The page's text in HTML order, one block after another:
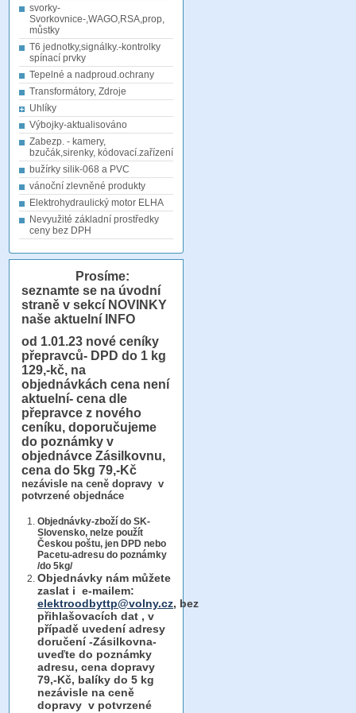
svorky-
Svorkovnice-,WAGO,RSA,prop,
můstky
T6 jednotky,signálky.-kontrolky
spínací prvky
Tepelné a nadproud.ochrany
Transformátory, Zdroje
Uhlíky
Výbojky-aktualisováno
Zabezp. - kamery,
bzučák,sirenky, kódovací.zařízení
bužírky silik-068 a PVC
vánoční zlevněné produkty
Elektrohydraulický motor ELHA
Nevyužité základní prostředky
ceny bez DPH
Prosíme:
seznamte se na úvodní
straně v sekcí NOVINKY
naše aktuelní INFO
od 1.01.23 nové ceníky
přepravců- DPD do 1 kg
129,-kč, na
objednávkách cena není
aktuelní- cena dle
přepravce z nového
ceníku, doporučujeme
do poznámky v
objednávce Zásilkovnu,
cena do 5kg 79,-Kč
nezávisle na ceně dopravy v
potvrzené objednáce
Objednávky-zboží do SK-
Slovensko, nelze použít
Českou poštu, jen DPD nebo
Pacetu-adresu do poznámky
/do 5kg/
Objednávky nám můžete
zaslat i e-mailem:
elektroodbyttp@volny.cz, bez
přihlašovacích dat , v
případě uvedení adresy
doručení -Zásilkovna-
uveďte do poznámky
adresu, cena dopravy
79,-Kč, balíky do 5 kg
nezávisle na ceně
dopravy v potvrzené